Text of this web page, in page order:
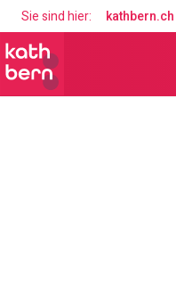
Sie sind hier: kathbern.ch